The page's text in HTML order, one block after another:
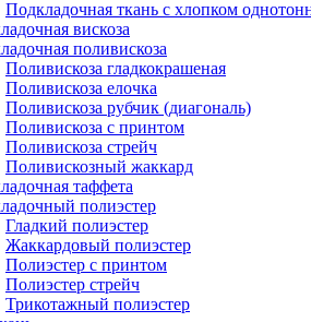
Подкладочная ткань с хлопком
вискоза
поливискоза
Поливискоза гладкокрашеная
Поливискоза елочка
Поливискоза рубчик (диагональ)
Поливискоза с принтом
Поливискоза стрейч
Поливискозный жаккард
таффета
полиэстер
Гладкий полиэстер
Жаккардовый полиэстер
Полиэстер с принтом
Полиэстер стрейч
Трикотажный полиэстер